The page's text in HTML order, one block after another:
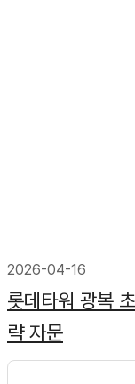
2026-04-16
롯데타워 광복
략 자문